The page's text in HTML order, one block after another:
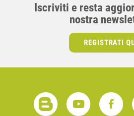
Iscriviti e resta
nostra
REGISTRATI